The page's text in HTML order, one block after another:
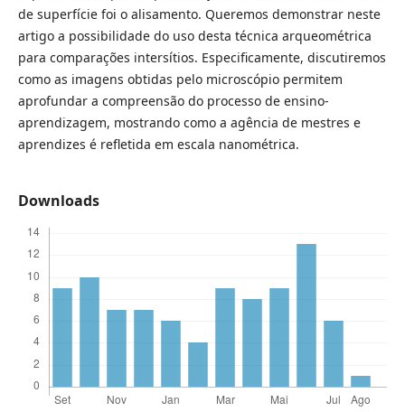
de superfície foi o alisamento. Queremos demonstrar neste
artigo a possibilidade do uso desta técnica arqueométrica
para comparações intersítios. Especificamente, discutiremos
como as imagens obtidas pelo microscópio permitem
aprofundar a compreensão do processo de ensino-
aprendizagem, mostrando como a agência de mestres e
aprendizes é refletida em escala nanométrica.
Downloads